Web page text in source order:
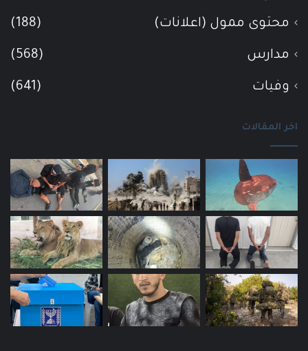
محتوى ممول (اعلانات) (188)
مدارس (568)
وفيات (641)
اخر المقالات